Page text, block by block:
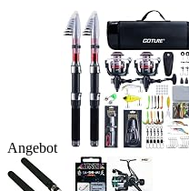
Angebot